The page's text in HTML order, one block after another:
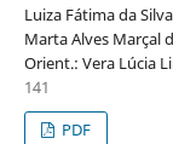
Luiza Fátima da
Marta Alves Marçal
Orient.: Vera Lúcia
141
PDF